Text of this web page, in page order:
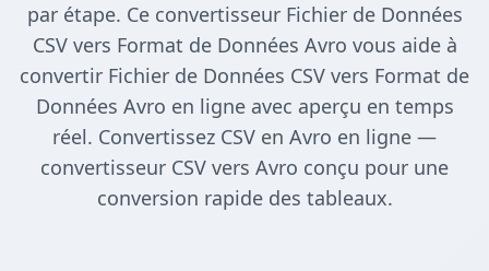
par étape. Ce convertisseur Fichier de Données
CSV vers Format de Données Avro vous aide à
convertir Fichier de Données CSV vers Format de
Données Avro en ligne avec aperçu en temps
réel. Convertissez CSV en Avro en ligne —
convertisseur CSV vers Avro conçu pour une
conversion rapide des tableaux.